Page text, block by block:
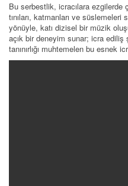
Bu serbestlik, icracılara ezgilerde
tınıları, katmanları ve
yönüyle, katı dizisel bir müzik
açık bir deneyim sunar; icra
tanınırlığı muhtemelen bu esnek